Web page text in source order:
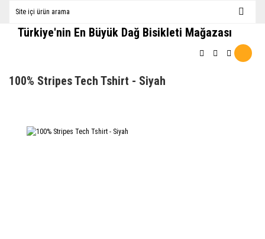
Türkiye'nin En Büyük Dağ Bisikleti Mağazası
100% Stripes Tech Tshirt - Siyah